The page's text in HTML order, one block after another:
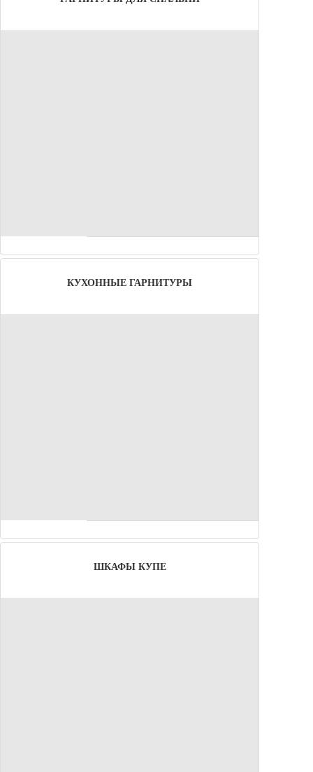
КУХОННЫЕ ГАРНИТУРЫ
ШКАФЫ КУПЕ